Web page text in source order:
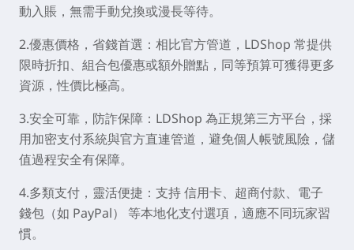
動入賬，無需手動兌換或漫長等待。
2.優惠價格，省錢首選： 相比官方管道，LDShop 常提供
限時折扣、組合包優惠或額外贈點，同等預算可獲得更多
資源 ，性價比極高。
3.安全可靠，防詐保障： LDShop 為正規第三方平台，採
用加密支付系統與官方直連管道，避免個人帳號風險，儲
值過程安全有保障。
4.多類支付，靈活便捷： 支持 信用卡、超商付款、電子
錢包（如 PayPal） 等本地化支付選項，適應不同玩家習
慣。